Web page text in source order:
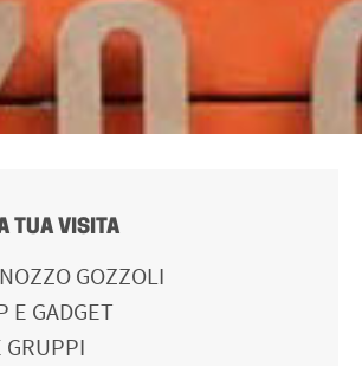
TUA VISITA
GOZZOLI
E GADGET
GRUPPI